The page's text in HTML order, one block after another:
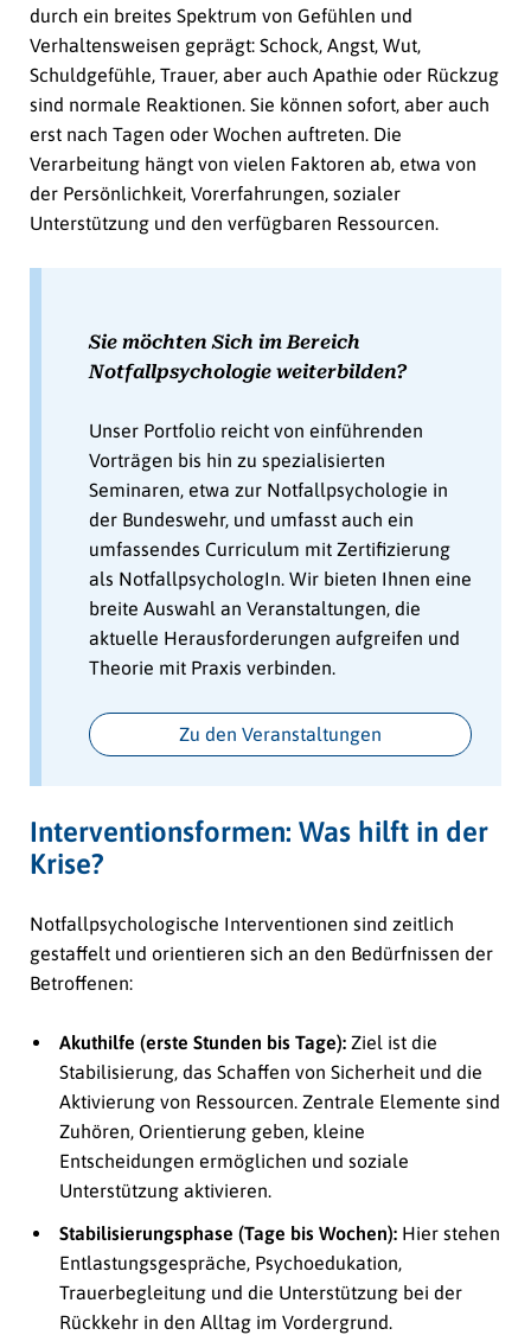
durch ein breites Spektrum von Gefühlen und
Verhaltensweisen geprägt: Schock, Angst, Wut,
Schuldgefühle, Trauer, aber auch Apathie oder Rückzug
sind normale Reaktionen. Sie können sofort, aber auch
erst nach Tagen oder Wochen auftreten. Die
Verarbeitung hängt von vielen Faktoren ab, etwa von
der Persönlichkeit, Vorerfahrungen, sozialer
Unterstützung und den verfügbaren Ressourcen.
Sie möchten Sich im Bereich
Notfallpsychologie weiterbilden?
Unser Portfolio reicht von einführenden
Vorträgen bis hin zu spezialisierten
Seminaren, etwa zur Notfallpsychologie in
der Bundeswehr, und umfasst auch ein
umfassendes Curriculum mit Zertifizierung
als NotfallpsychologIn. Wir bieten Ihnen eine
breite Auswahl an Veranstaltungen, die
aktuelle Herausforderungen aufgreifen und
Theorie mit Praxis verbinden.
Zu den Veranstaltungen
Interventionsformen: Was hilft in der
Krise?
Notfallpsychologische Interventionen sind zeitlich
gestaffelt und orientieren sich an den Bedürfnissen der
Betroffenen:
Akuthilfe (erste Stunden bis Tage): Ziel ist die
Stabilisierung, das Schaffen von Sicherheit und die
Aktivierung von Ressourcen. Zentrale Elemente sind
Zuhören, Orientierung geben, kleine
Entscheidungen ermöglichen und soziale
Unterstützung aktivieren.
Stabilisierungsphase (Tage bis Wochen): Hier stehen
Entlastungsgespräche, Psychoedukation,
Trauerbegleitung und die Unterstützung bei der
Rückkehr in den Alltag im Vordergrund.